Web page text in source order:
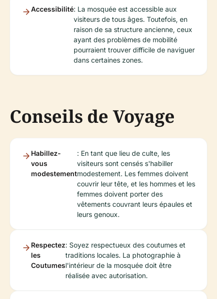
Accessibilité: La mosquée est accessible aux
visiteurs de tous âges. Toutefois, en
raison de sa structure ancienne, ceux
ayant des problèmes de mobilité
pourraient trouver difficile de naviguer
dans certaines zones.
Conseils de Voyage
Habillez-
vous
modestement
: En tant que lieu de culte, les
visiteurs sont censés s'habiller
modestement. Les femmes doivent
couvrir leur tête, et les hommes et les
femmes doivent porter des
vêtements couvrant leurs épaules et
leurs genoux.
Respectez
les
Coutumes
: Soyez respectueux des coutumes et
traditions locales. La photographie à
l'intérieur de la mosquée doit être
réalisée avec autorisation.